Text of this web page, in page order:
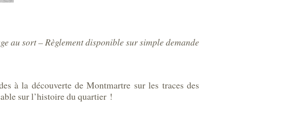
au sort – Règlement disponible sur simple demande
à la découverte de Montmartre sur les traces des
sur l’histoire du quartier !